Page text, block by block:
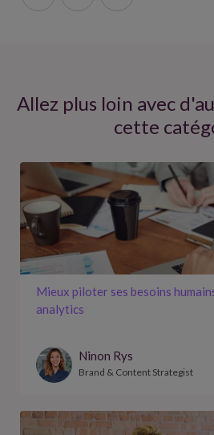
Allez plus loin avec
cette
Mieux piloter ses besoins
analytics
Ninon Rys
Brand & Content Strategist